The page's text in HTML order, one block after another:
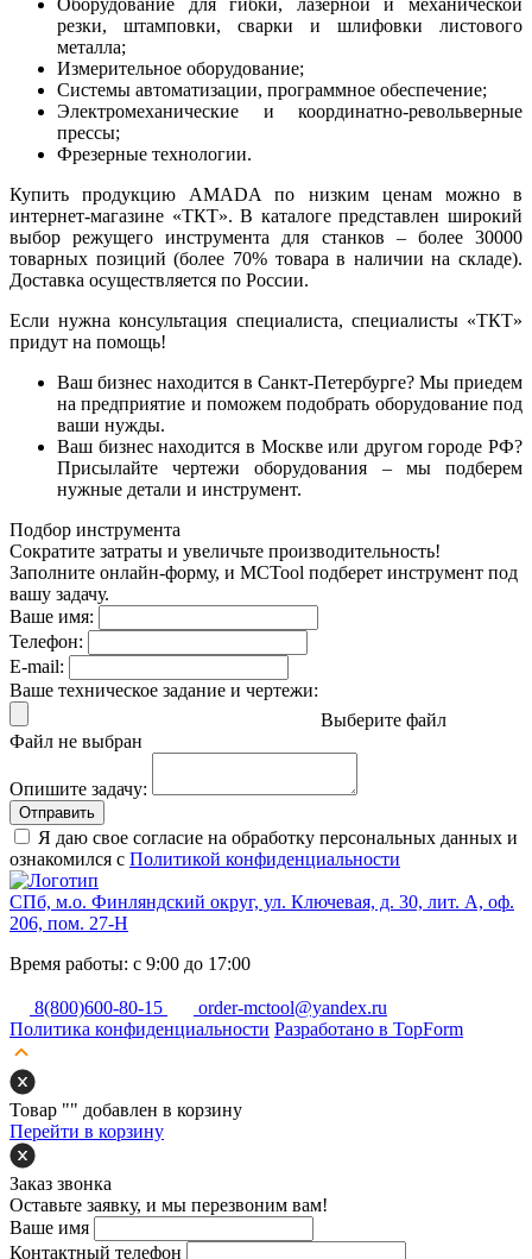
резки, штамповки, сварки и шлифовки листового
металла;
Измерительное оборудование;
Системы автоматизации, программное обеспечение;
Электромеханические и координатно-револьверные
прессы;
Фрезерные технологии.
Купить продукцию AMADA по низким ценам можно в
интернет-магазине «ТКТ». В каталоге представлен широкий
выбор режущего инструмента для станков – более 30000
товарных позиций (более 70% товара в наличии на складе).
Доставка осуществляется по России.
Если нужна консультация специалиста, специалисты «ТКТ»
придут на помощь!
Ваш бизнес находится в Санкт-Петербурге? Мы приедем
на предприятие и поможем подобрать оборудование под
ваши нужды.
Ваш бизнес находится в Москве или другом городе РФ?
Присылайте чертежи оборудования – мы подберем
нужные детали и инструмент.
Подбор инструмента
Сократите затраты и увеличьте производительность!
Заполните онлайн-форму, и MCTool подберет инструмент под
вашу задачу.
Ваше имя:
Телефон:
E-mail:
Ваше техническое задание и чертежи:
Выберите файл
Файл не выбран
Опишите задачу:
Отправить
Я даю свое согласие на обработку персональных данных и
ознакомился с Политикой конфиденциальности
СПб, м.о. Финляндский округ, ул. Ключевая, д. 30, лит. А, оф.
206, пом. 27-Н
Время работы: с 9:00 до 17:00
8(800)600-80-15
order-mctool@yandex.ru
Политика конфиденциальности Разработано в TopForm
Товар "" добавлен в корзину
Перейти в корзину
Заказ звонка
Оставьте заявку, и мы перезвоним вам!
Ваше имя
Контактный телефон